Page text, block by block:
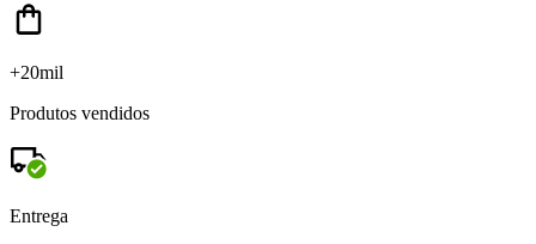
+20mil
Produtos vendidos
Entrega